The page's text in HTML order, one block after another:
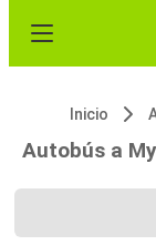
Inicio
Autobús a